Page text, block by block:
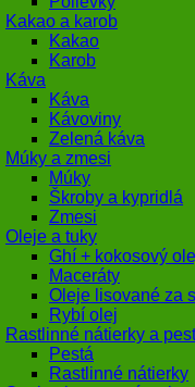
Kakao a karob
Kakao
Karob
Káva
Káva
Kávoviny
Zelená káva
Múky a zmesi
Múky
Škroby a kypridlá
Zmesi
Oleje a tuky
Ghí + kokosový
Maceráty
Oleje lisované za
Rybí olej
Rastlinné nátierky a
Pestá
Rastlinné nátierky